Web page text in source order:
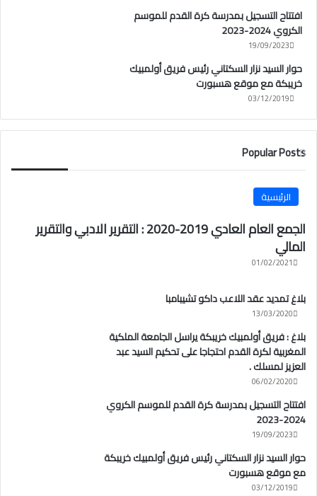
افتتاح التسجيل بمدرسة كرة القدم للموسم
الكروي 2024-2023
19/09/2023
حوار السيد نزار السكتاني رئيس فريق أولمبيك
خريبكة مع موقع هسبورت
03/12/2019
Popular Posts
الرئيسية
الجمع العام العادي 2019-2020 : التقرير الادبي والتقرير
المالي
01/02/2021
بلاغ تمديد عقد اللاعب داكو تشيبامبا
13/03/2020
بلاغ : فريق أولمبيك خريبكة يراسل الجامعة الملكية
المغربية لكرة القدم احتجاجا على تحكيم السيد عبد
العزيز لمسلك .
06/02/2020
افتتاح التسجيل بمدرسة كرة القدم للموسم الكروي
2024-2023
19/09/2023
حوار السيد نزار السكتاني رئيس فريق أولمبيك خريبكة
مع موقع هسبورت
03/12/2019